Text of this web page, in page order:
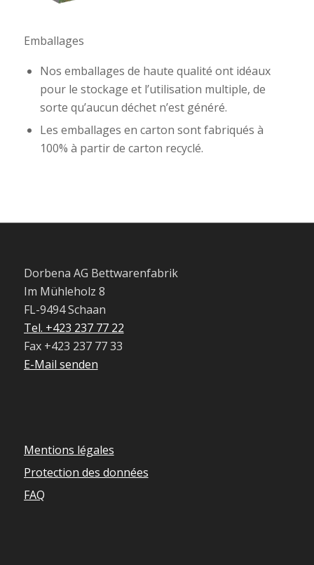
Emballages
Nos emballages de haute qualité ont idéaux
pour le stockage et l’utilisation multiple, de
sorte qu’aucun déchet n’est généré.
Les emballages en carton sont fabriqués à
100% à partir de carton recyclé.
Dorbena AG Bettwarenfabrik
Im Mühleholz 8
FL-9494 Schaan
Tel. +423 237 77 22
Fax +423 237 77 33
E-Mail senden
Mentions légales
Protection des données
FAQ